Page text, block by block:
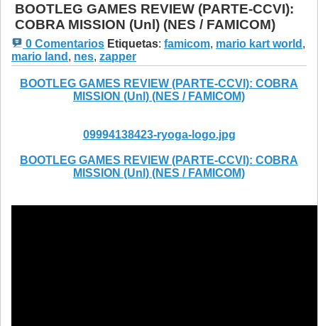
BOOTLEG GAMES REVIEW (PARTE-CCVI):
COBRA MISSION (Unl) (NES / FAMICOM)
0 Comentarios Etiquetas: famicom, mario kart world ,
mario land , nes, zapper
BOOTLEG GAMES REVIEW (PARTE-CCVI): COBRA
MISSION (Unl) (NES / FAMICOM)
09994138423-ryoga-logo.jpg
BOOTLEG GAMES REVIEW (PARTE-CCVI): COBRA
MISSION (Unl) (NES / FAMICOM)